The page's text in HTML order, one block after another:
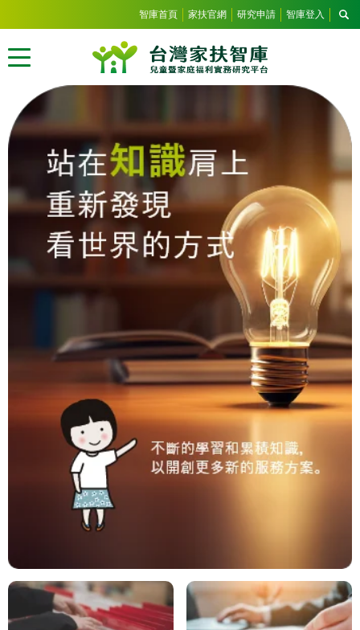
智庫首頁 家扶官網 研究申請 智庫登入